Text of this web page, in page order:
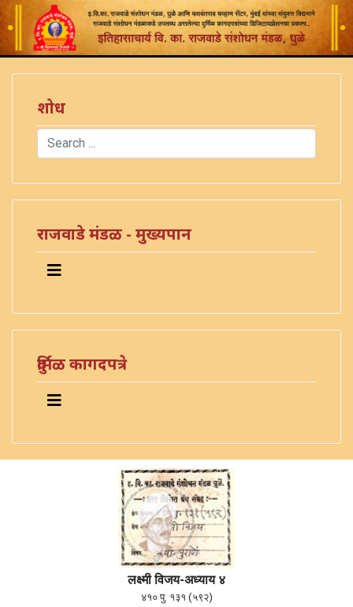
शोध
Search
राजवाडे मंडळ - मुख्यपान
दुर्मिळ कागदपत्रे
लक्ष्मी विजय-अध्याय ४
४१० पु. १३१ (५९२)